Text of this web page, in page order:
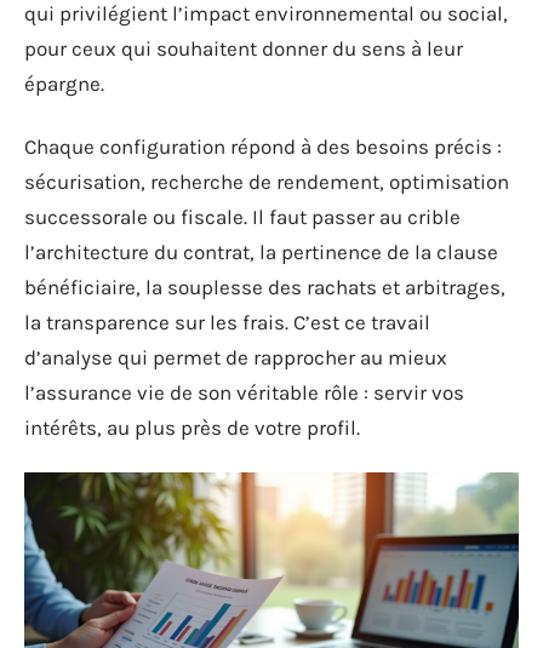
qui privilégient l’impact environnemental ou social,
pour ceux qui souhaitent donner du sens à leur
épargne.
Chaque configuration répond à des besoins précis :
sécurisation, recherche de rendement, optimisation
successorale ou fiscale. Il faut passer au crible
l’architecture du contrat, la pertinence de la clause
bénéficiaire, la souplesse des rachats et arbitrages,
la transparence sur les frais. C’est ce travail
d’analyse qui permet de rapprocher au mieux
l’assurance vie de son véritable rôle : servir vos
intérêts, au plus près de votre profil.